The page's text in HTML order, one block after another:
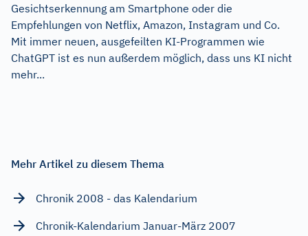
Gesichtserkennung am Smartphone oder die
Empfehlungen von Netflix, Amazon, Instagram und Co.
Mit immer neuen, ausgefeilten KI-Programmen wie
ChatGPT ist es nun außerdem möglich, dass uns KI nicht
mehr...
Mehr Artikel zu diesem Thema
Chronik 2008 - das Kalendarium
Chronik-Kalendarium Januar-März 2007